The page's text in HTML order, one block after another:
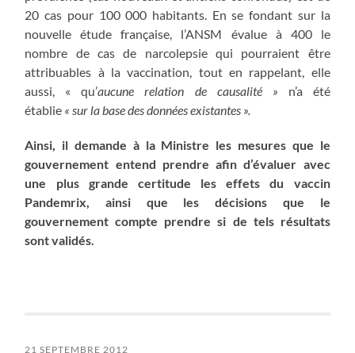
20 cas pour 100 000 habitants. En se fondant sur la
nouvelle étude française, l’ANSM évalue à 400 le
nombre de cas de narcolepsie qui pourraient être
attribuables à la vaccination, tout en rappelant, elle
aussi, « qu’aucune relation de causalité » n’a été
établie « sur la base des données existantes ».
Ainsi, il demande à la Ministre les mesures que le
gouvernement entend prendre afin d’évaluer avec
une plus grande certitude les effets du vaccin
Pandemrix, ainsi que les décisions que le
gouvernement compte prendre si de tels résultats
sont validés.
21 SEPTEMBRE 2012